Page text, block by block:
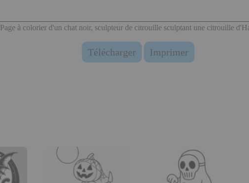
Page à colorier d'un chat noir, sculpteur de citrouille sculptant une citrouille
Télécharger Imprimer